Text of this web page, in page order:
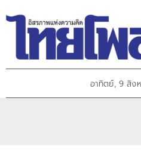
อาทิตย์, 9 สิง